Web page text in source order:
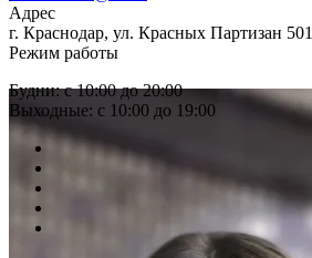
Адрес
г. Краснодар, ул. Красных Партизан 501
Режим работы
Будни: с 10:00 до 20:00
Выходные: с 10:00 до 19:00